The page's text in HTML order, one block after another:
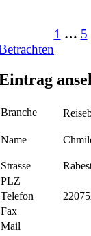
1 … 5
Branche
Name
Strasse
PLZ
Telefon
Fax
Mail